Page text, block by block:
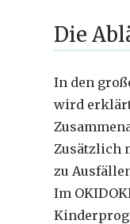
Die
In den
wird
Zusätzlich
zu
Im